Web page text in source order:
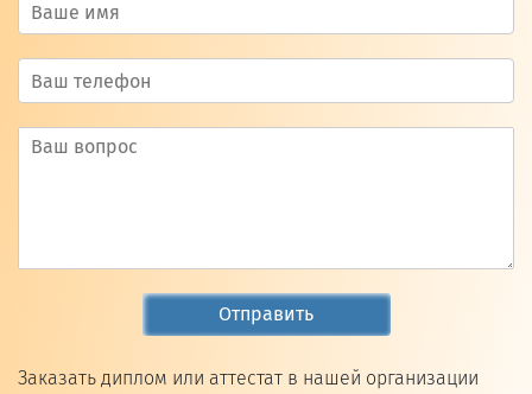
Отправить
Заказать диплом или аттестат в нашей организации